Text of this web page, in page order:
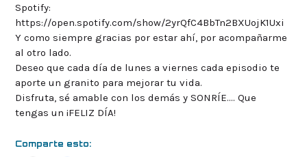
Spotify:
https://open.spotify.com/show/2yrQfC4BbTn2BXUojK1Uxi
Y como siempre gracias por estar ahí, por acompañarme
al otro lado.
Deseo que cada día de lunes a viernes cada episodio te
aporte un granito para mejorar tu vida.
Disfruta, sé amable con los demás y SONRÍE…. Que
tengas un ¡FELIZ DÍA!
Comparte esto: